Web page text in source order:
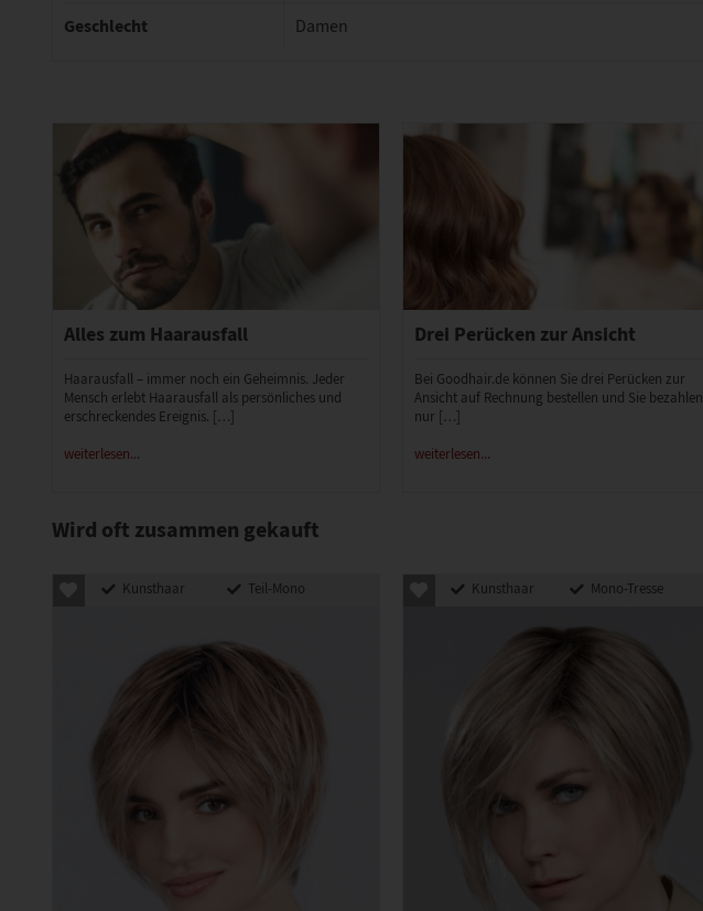
Geschlecht Damen
Alles zum Haarausfall
Haarausfall – immer noch ein Geheimnis. Jeder
Mensch erlebt Haarausfall als persönliches und
erschreckendes Ereignis. […]
weiterlesen...
Drei Perücken zur Ansicht
Bei Goodhair.de können Sie drei Perücken zur
Ansicht auf Rechnung bestellen und Sie bezahlen
nur […]
weiterlesen...
Wird oft zusammen gekauft
Kunsthaar Teil-Mono Kunsthaar Mono-Tresse